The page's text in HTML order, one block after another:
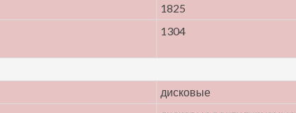
1825
1304
дисковые